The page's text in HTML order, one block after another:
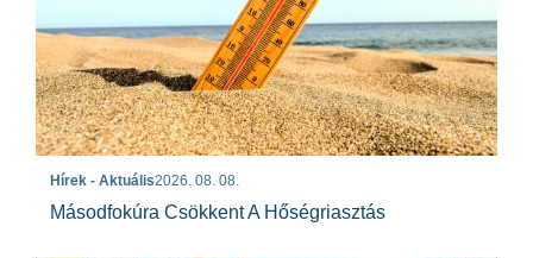
Hírek - Aktuális2026. 08. 08.
Másodfokúra Csökkent A Hőségriasztás